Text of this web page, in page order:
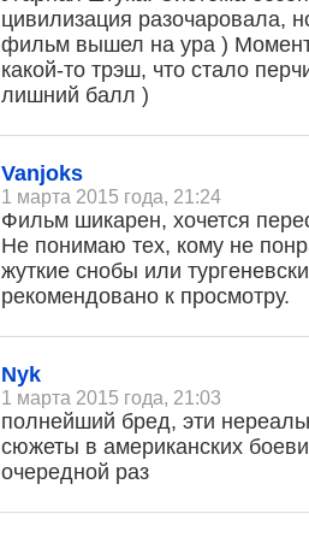
цивилизация разочаровала,
фильм вышел на ура )
какой-то трэш, что стало
лишний балл )
Vanjoks
1 марта 2015 года, 21:24
Фильм шикарен, хочется
Не понимаю тех, кому не
жуткие снобы или
рекомендовано к просмотру.
Nyk
1 марта 2015 года, 21:03
полнейший бред, эти
сюжеты в американских
очередной раз